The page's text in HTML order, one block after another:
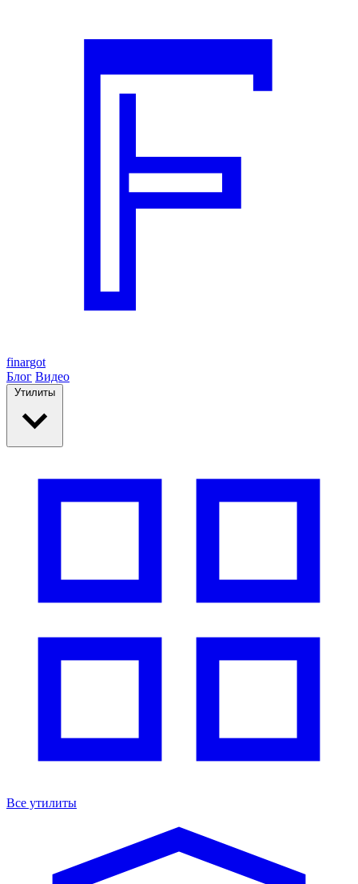
finargot
Блог Видео
Утилиты
Все утилиты